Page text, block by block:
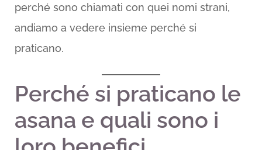
perché sono chiamati con quei nomi strani,
andiamo a vedere insieme perché si
praticano.
Perché si praticano le
asana e quali sono i